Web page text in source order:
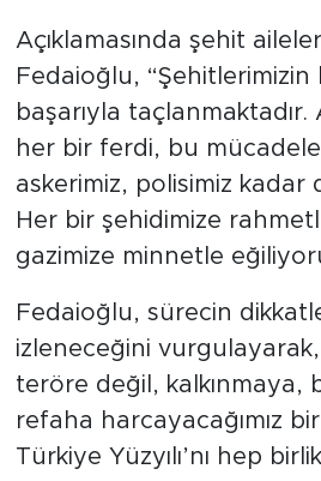
Açıklamasında şehit
Fedaioğlu, “Şehitlerimizin
başarıyla taçlanmaktadır.
her bir ferdi, bu
askerimiz, polisimiz kadar
Her bir şehidimize
gazimize minnetle
Fedaioğlu, sürecin
izleneceğini vurgulayarak,
teröre değil, kalkınmaya,
refaha harcayacağımız
Türkiye Yüzyılı’nı hep